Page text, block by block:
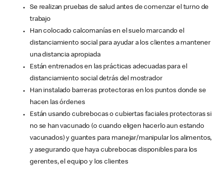
Se realizan pruebas de salud antes de comenzar el turno de
trabajo
Han colocado calcomanías en el suelo marcando el
distanciamiento social para ayudar a los clientes a mantener
una distancia apropiada
Están entrenados en las prácticas adecuadas para el
distanciamiento social detrás del mostrador
Han instalado barreras protectoras en los puntos donde se
hacen las órdenes
Están usando cubrebocas o cubiertas faciales protectoras si
no se han vacunado (o cuando eligen hacerlo aun estando
vacunados) y guantes para manejar/manipular los alimentos,
y asegurando que haya cubrebocas disponibles para los
gerentes, el equipo y los clientes